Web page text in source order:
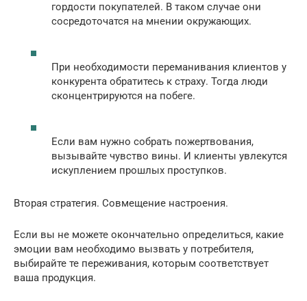
гордости покупателей. В таком случае они
сосредоточатся на мнении окружающих.
При необходимости переманивания клиентов у
конкурента обратитесь к страху. Тогда люди
сконцентрируются на побеге.
Если вам нужно собрать пожертвования,
вызывайте чувство вины. И клиенты увлекутся
искуплением прошлых проступков.
Вторая стратегия. Совмещение настроения.
Если вы не можете окончательно определиться, какие
эмоции вам необходимо вызвать у потребителя,
выбирайте те переживания, которым соответствует
ваша продукция.